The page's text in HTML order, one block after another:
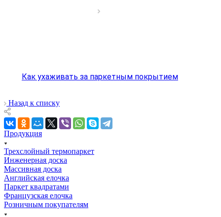
Как ухаживать за паркетным покрытием
Назад к списку
Продукция
Трехслойный термопаркет
Инженерная доска
Массивная доска
Английская елочка
Паркет квадратами
Французская елочка
Розничным покупателям